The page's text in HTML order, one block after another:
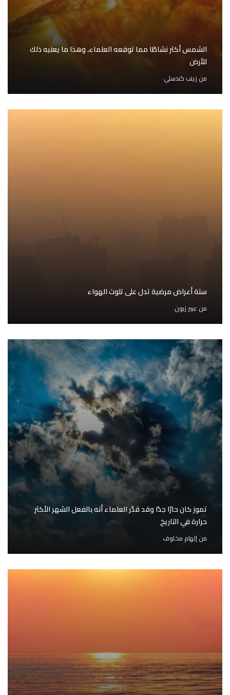
الشمس أكثر نشاطًا مما توقعه العلماء، وهذا ما يعنيه ذلك
للأرض
من زينب كندسلي
ستة أعراض مرضية تدل على تلوث الهواء
من عبير زبون
تموز كان حارًا جدًا وقد قدّر العلماء أنه بالفعل الشهر الأكثر
حرارة في التاريخ
منإلهام مخلوف